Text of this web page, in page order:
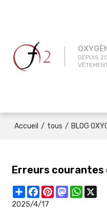
DEPUIS
Accueil / tous / BLOG
Erreurs courantes
ShareFacebook
Pinterest
Mastodon
2025/4/17